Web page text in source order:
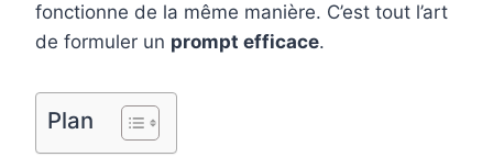
fonctionne de la même manière. C’est tout l’art
de formuler un prompt efficace.
Plan